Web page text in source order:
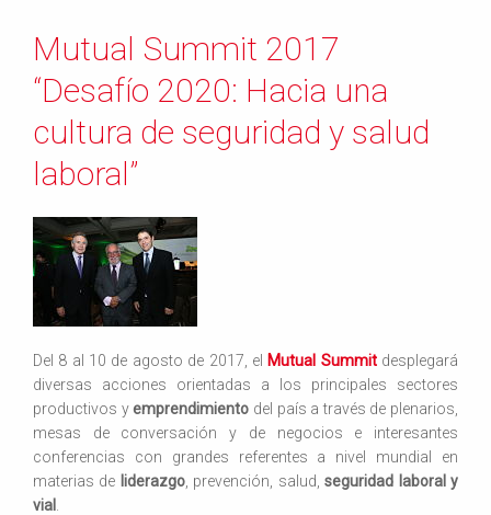
Mutual Summit 2017
“Desafío 2020: Hacia una
cultura de seguridad y salud
laboral”
Del 8 al 10 de agosto de 2017, el Mutual Summitdesplegará
diversas acciones orientadas a los principales sectores
productivos yemprendimiento del país a través de plenarios,
mesas de conversación y de negocios e interesantes
conferencias con grandes referentes a nivel mundial en
materias de liderazgo, prevención, salud,seguridad laboral y
vial